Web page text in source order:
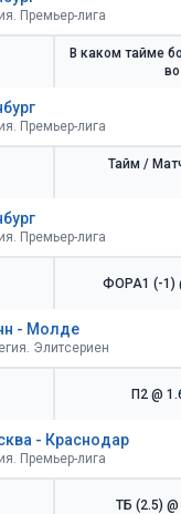
Премьер-лига
В каком тайме
Премьер-лига
Тайм /
Премьер-лига
ФОРА1 (-1)
- Молде
Элитсериен
П2 @
- Краснодар
Премьер-лига
ТБ (2.5)